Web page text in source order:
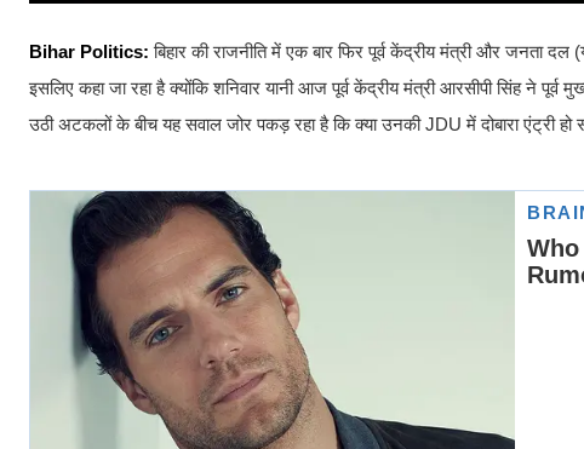
Bihar Politics: बिहार की राजनीति में एक बार फिर पूर्व केंद्रीय मंत्री और जनता दल
इसलिए कहा जा रहा है क्योंकि शनिवार यानी आज पूर्व केंद्रीय मंत्री आरसीपी सिंह ने
उठी अटकलों के बीच यह सवाल जोर पकड़ रहा है कि क्या उनकी JDU में दोबारा एंट्री हो